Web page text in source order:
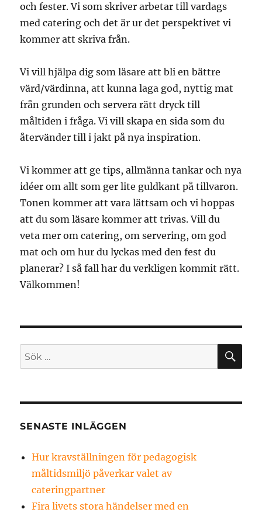
och fester. Vi som skriver arbetar till vardags
med catering och det är ur det perspektivet vi
kommer att skriva från.
Vi vill hjälpa dig som läsare att bli en bättre
värd/värdinna, att kunna laga god, nyttig mat
från grunden och servera rätt dryck till
måltiden i fråga. Vi vill skapa en sida som du
återvänder till i jakt på nya inspiration.
Vi kommer att ge tips, allmänna tankar och nya
idéer om allt som ger lite guldkant på tillvaron.
Tonen kommer att vara lättsam och vi hoppas
att du som läsare kommer att trivas. Vill du
veta mer om catering, om servering, om god
mat och om hur du lyckas med den fest du
planerar? I så fall har du verkligen kommit rätt.
Välkommen!
Sök
efter:
SENASTE INLÄGGEN
Hur kravställningen för pedagogisk
måltidsmiljö påverkar valet av
cateringpartner
Fira livets stora händelser med en